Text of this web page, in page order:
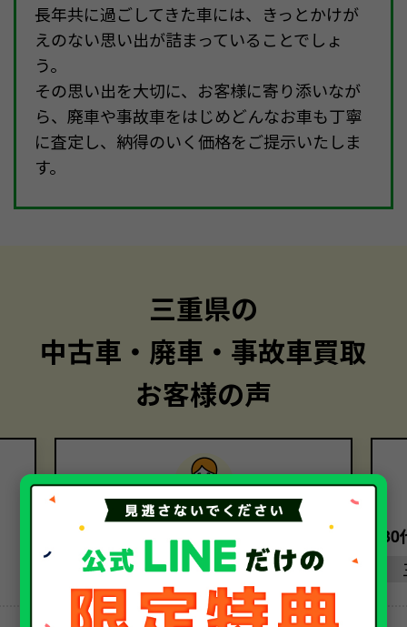
長年共に過ごしてきた車には、きっとかけが
えのない思い出が詰まっていることでしょ
う。
その思い出を大切に、お客様に寄り添いなが
ら、廃車や事故車をはじめどんなお車も丁寧
に査定し、納得のいく価格をご提示いたしま
す。
三重県の
中古車・廃車・事故車買取
お客様の声
30代・女性
三重県